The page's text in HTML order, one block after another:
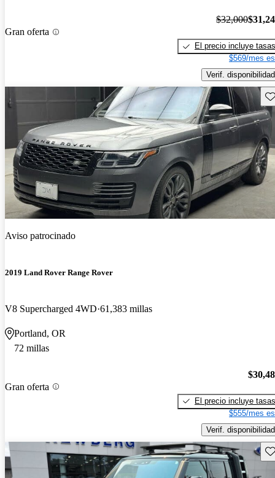
Gran oferta
$32,000
El precio incluye tasas
$569/mes
Verif. disponibilidad
Aviso patrocinado
2019 Land Rover Range Rover
V8 Supercharged 4WD 61,383 millas
Portland, OR
72 millas
Gran oferta
El precio incluye tasas
$555/mes
Verif. disponibilidad